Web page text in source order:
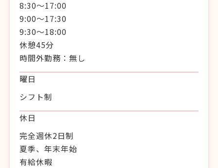
8:30～17:00
9:00～17:30
9:30～18:00
休憩45分
時間外勤務：無し
曜日
シフト制
休日
完全週休2日制
夏季、年末年始
有給休暇